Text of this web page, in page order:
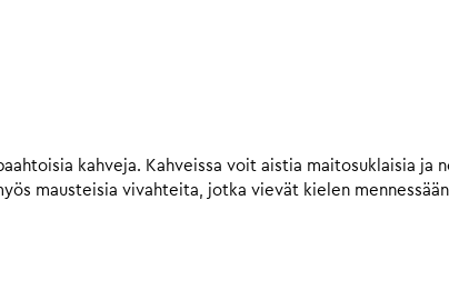
kahveja. Kahveissa voit aistia maitosuklaisia ja
mausteisia vivahteita, jotka vievät kielen